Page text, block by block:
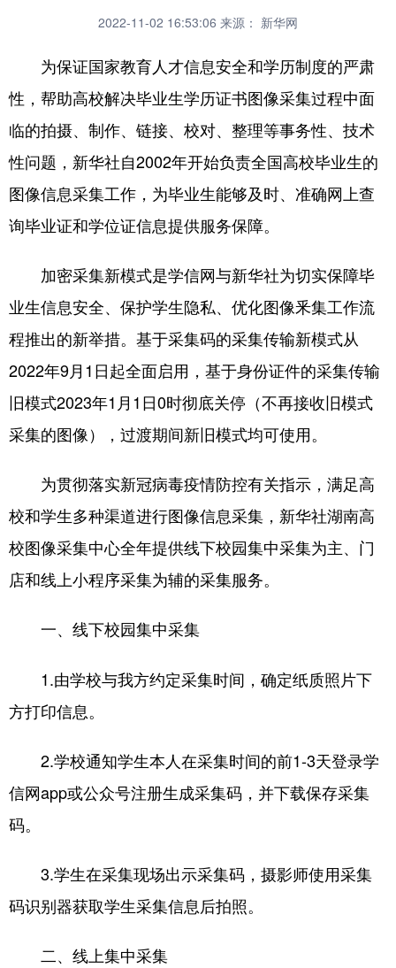
2022-11-02 16:53:06 来源： 新华网
为保证国家教育人才信息安全和学历制度的严肃
性，帮助高校解决毕业生学历证书图像采集过程中面
临的拍摄、制作、链接、校对、整理等事务性、技术
性问题，新华社自2002年开始负责全国高校毕业生的
图像信息采集工作，为毕业生能够及时、准确网上查
询毕业证和学位证信息提供服务保障。
加密采集新模式是学信网与新华社为切实保障毕
业生信息安全、保护学生隐私、优化图像釆集工作流
程推出的新举措。基于采集码的采集传输新模式从
2022年9月1日起全面启用，基于身份证件的采集传输
旧模式2023年1月1日0时彻底关停（不再接收旧模式
采集的图像），过渡期间新旧模式均可使用。
为贯彻落实新冠病毒疫情防控有关指示，满足高
校和学生多种渠道进行图像信息采集，新华社湖南高
校图像采集中心全年提供线下校园集中采集为主、门
店和线上小程序采集为辅的采集服务。
一、线下校园集中采集
1.由学校与我方约定采集时间，确定纸质照片下
方打印信息。
2.学校通知学生本人在采集时间的前1-3天登录学
信网app或公众号注册生成采集码，并下载保存采集
码。
3.学生在采集现场出示采集码，摄影师使用采集
码识别器获取学生采集信息后拍照。
二、线上集中采集